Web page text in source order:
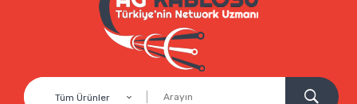
Tüm Ürünler